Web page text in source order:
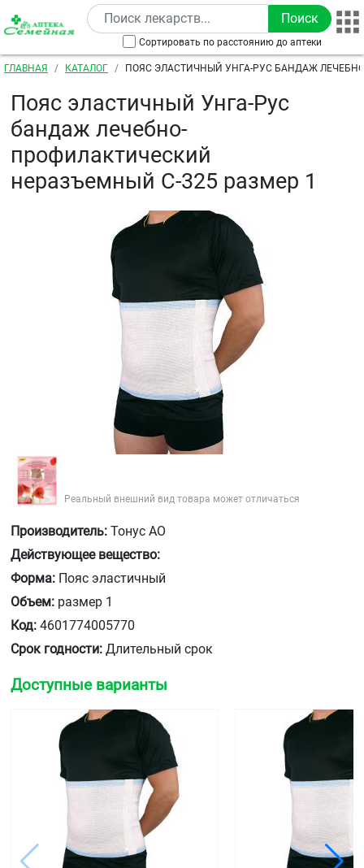
Перейти к основному содержанию
Сортировать по расстоянию до аптеки
Строка навигации
ГЛАВНАЯ КАТАЛОГ
ПОЯС ЭЛАСТИЧНЫЙ УНГА-РУС БАНДАЖ
Пояс эластичный Унга-Рус
бандаж лечебно-
профилактический
неразъемный С-325 размер 1
Реальный внешний вид товара может отличаться
Производитель: Тонус АО
Действующее вещество:
Форма: Пояс эластичный
Объем: размер 1
Код: 4601774005770
Срок годности: Длительный срок
Доступные варианты